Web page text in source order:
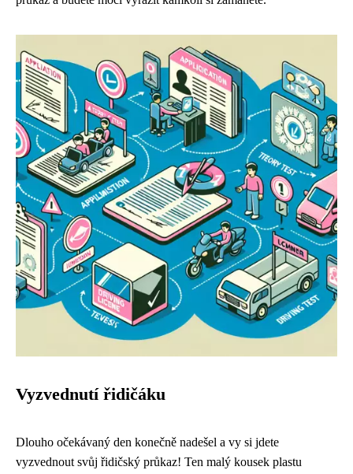
Vyzvednutí řidičáku
Dlouho očekávaný den konečně nadešel a vy si jdete
vyzvednout svůj řidičský průkaz! Ten malý kousek plastu